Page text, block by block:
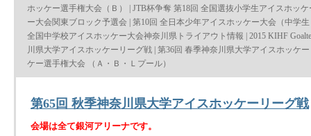
ホッケー選手権大会（Ｂ）
| JTB杯争奪 第18回 全国選抜小学生アイスホッ
ー大会関東ブロック予選会 | 第10回 全日本少年アイスホッケー大会（中学
全国中学校アイスホッケー大会神奈川県トライアウト情報 | 2015 KIHF
川県大学アイスホッケーリーグ戦 | 第36回 春季神奈川県大学アイスホッケ
ケー選手権大会 （Ａ・Ｂ・Ｌプール）
第65回 秋季神奈川県大学アイスホッケーリーグ戦
会場は全て銀河アリーナです。